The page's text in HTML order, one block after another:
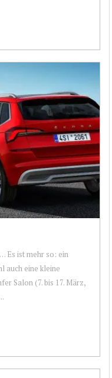
Es ist mehr so: ein
auch eine kleine
Salon (7. bis 17. März,